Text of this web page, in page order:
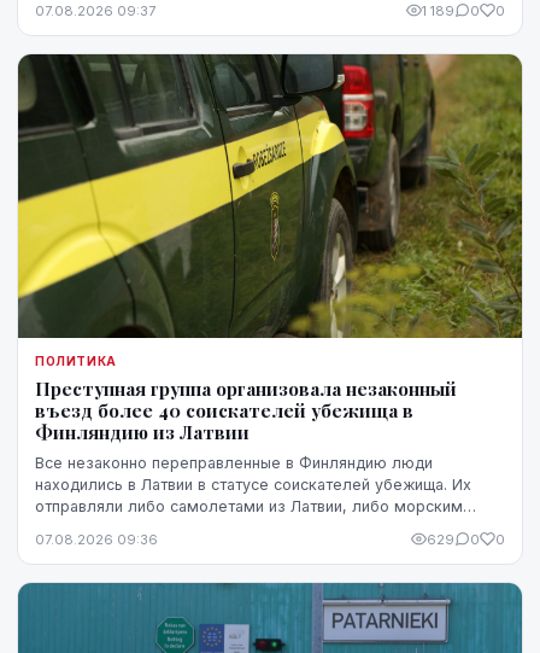
стремительного прогресса.
07.08.2026 09:37 1 189 0 0
ПОЛИТИКА
Преступная группа организовала незаконный
въезд более 40 соискателей убежища в
Финляндию из Латвии
Все незаконно переправленные в Финляндию люди
находились в Латвии в статусе соискателей убежища. Их
отправляли либо самолетами из Латвии, либо морским
07.08.2026 09:36 629 0 0